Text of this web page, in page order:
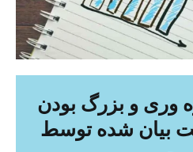
وری و بزرگ بودن
بیان شده توسط